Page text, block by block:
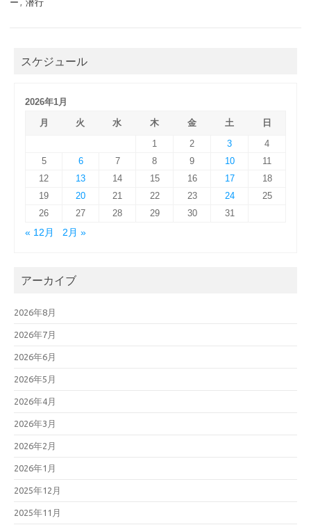
ー , 潜行
スケジュール
2026年1月
月
火 水 木 金 土
日
1
2 3
4
5
6 7 8 9 10
11
12
13 14 15 16 17
18
19
20 21 22 23 24
25
26
27 28 29 30
31
« 12月
2月 »
アーカイブ
2026年8月
2026年7月
2026年6月
2026年5月
2026年4月
2026年3月
2026年2月
2026年1月
2025年12月
2025年11月